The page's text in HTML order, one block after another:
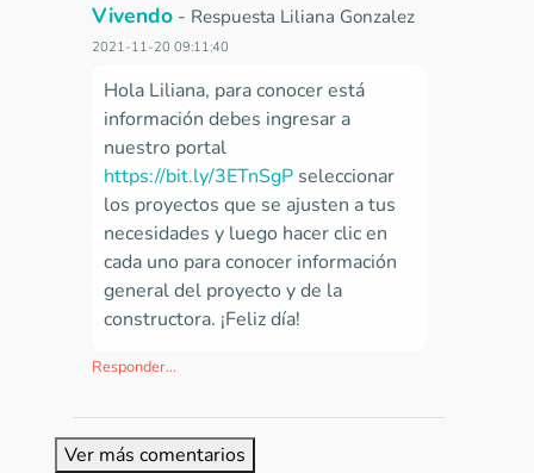
Vivendo - Respuesta Liliana Gonzalez
2021-11-20 09:11:40
Hola Liliana, para conocer está
información debes ingresar a
nuestro portal
https://bit.ly/3ETnSgP seleccionar
los proyectos que se ajusten a tus
necesidades y luego hacer clic en
cada uno para conocer información
general del proyecto y de la
constructora. ¡Feliz día!
Responder...
Ver más comentarios